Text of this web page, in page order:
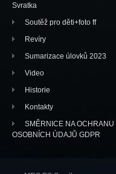
Svratka
Soutěž pro děti+foto ff
Revíry
Sumarizace úlovků 2023
Video
Historie
Kontakty
SMĚRNICE NA OCHRANU
OSOBNÍCH ÚDAJŮ GDPR